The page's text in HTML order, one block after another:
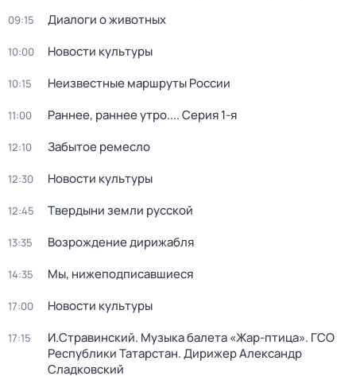
09:15 Диалоги о животных
10:00 Новости культуры
10:15 Неизвестные маршруты России
11:00 Раннее, раннее утро.... Серия 1-я
12:10 Забытое ремесло
12:30 Новости культуры
12:45 Твердыни земли русской
13:35 Возрождение дирижабля
14:35 Мы, нижеподписавшиеся
17:00 Новости культуры
17:15
И.Стравинский. Музыка балета «Жар-птица». ГСО
Республики Татарстан. Дирижер Александр
Сладковский